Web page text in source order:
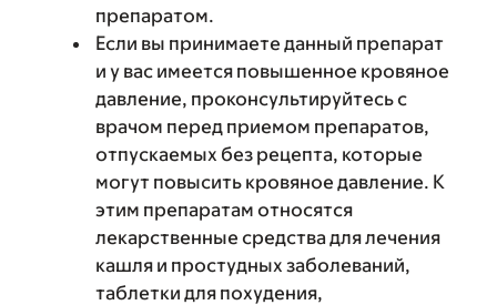
препаратом.
Если вы принимаете данный препарат
и у вас имеется повышенное кровяное
давление, проконсультируйтесь с
врачом перед приемом препаратов,
отпускаемых без рецепта, которые
могут повысить кровяное давление. К
этим препаратам относятся
лекарственные средства для лечения
кашля и простудных заболеваний,
таблетки для похудения,